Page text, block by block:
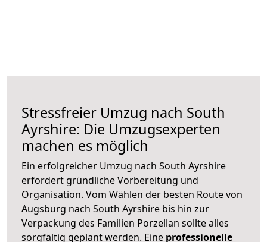
Stressfreier Umzug nach South
Ayrshire: Die Umzugsexperten
machen es möglich
Ein erfolgreicher Umzug nach South Ayrshire
erfordert gründliche Vorbereitung und
Organisation. Vom Wählen der besten Route von
Augsburg nach South Ayrshire bis hin zur
Verpackung des Familien Porzellan sollte alles
sorgfältig geplant werden. Eine professionelle